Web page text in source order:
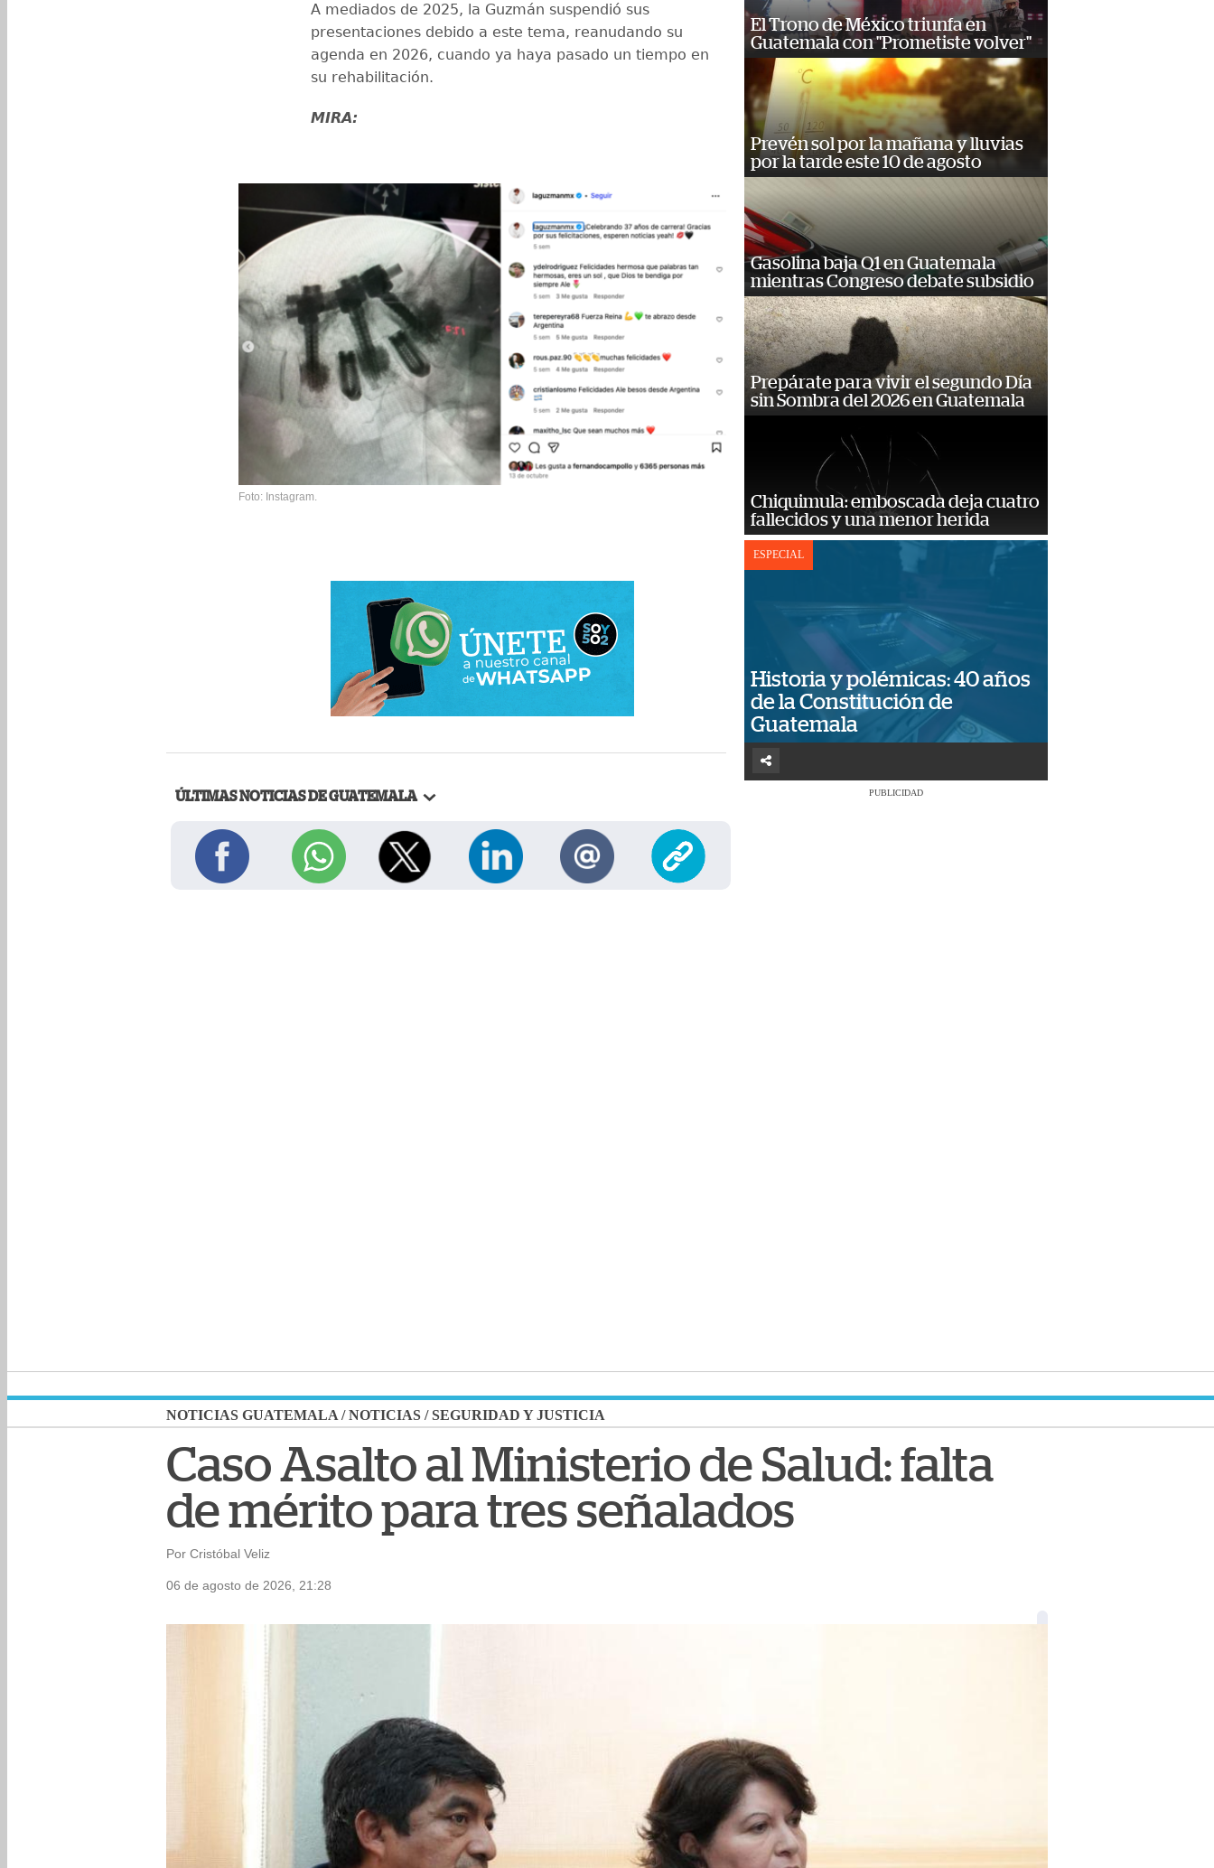
A mediados de 2025, la Guzmán suspendió sus
presentaciones debido a este tema, reanudando su
agenda en 2026, cuando ya haya pasado un tiempo en
su rehabilitación.
MIRA:
Foto: Instagram.
ÚLTIMAS NOTICIAS DE GUATEMALA
El Trono de México triunfa en
Guatemala con "Prometiste volver"
Prevén sol por la mañana y lluvias
por la tarde este 10 de agosto
Gasolina baja Q1 en Guatemala
mientras Congreso debate subsidio
Prepárate para vivir el segundo Día
sin Sombra del 2026 en Guatemala
Chiquimula: emboscada deja cuatro
fallecidos y una menor herida
ESPECIAL
Historia y polémicas: 40 años
de la Constitución de
Guatemala
PUBLICIDAD
NOTICIAS GUATEMALA /NOTICIAS /SEGURIDAD Y JUSTICIA
Caso Asalto al Ministerio de Salud: falta
de mérito para tres señalados
Por Cristóbal Veliz
06 de agosto de 2026, 21:28